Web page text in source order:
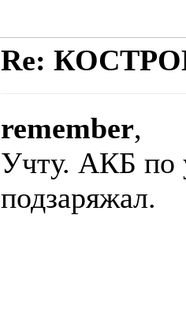
Re:
remember,
Учту. АКБ по
подзаряжал.